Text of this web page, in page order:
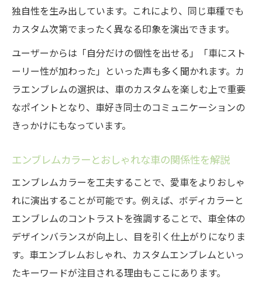
狙う
カラエンブレムの選び方で楽しむカスタム体験
カラエンブレムのカラー選びで広がるカス
タム体験
自分だけのエンブレムカラーで車を彩る楽
しさ
エンブレムカラーを活かしたカスタム事例
失敗しないカラエンブレムのカラー選択ポ
イント
カラエンブレムで叶える理想のカスタムス
タイル
独自性を生み出しています。これにより、同じ車種でも
カスタム次第でまったく異なる印象を演出できます。
ユーザーからは「自分だけの個性を出せる」「車にスト
ーリー性が加わった」といった声も多く聞かれます。カ
ラエンブレムの選択は、車のカスタムを楽しむ上で重要
なポイントとなり、車好き同士のコミュニケーションの
きっかけにもなっています。
エンブレムカラーとおしゃれな車の関係性を解説
エンブレムカラーを工夫することで、愛車をよりおしゃ
れに演出することが可能です。例えば、ボディカラーと
エンブレムのコントラストを強調することで、車全体の
デザインバランスが向上し、目を引く仕上がりになりま
す。車エンブレムおしゃれ、カスタムエンブレムといっ
たキーワードが注目される理由もここにあります。